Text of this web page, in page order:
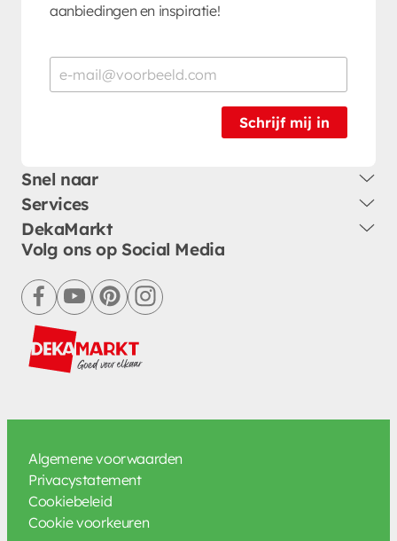
aanbiedingen en inspiratie!
Schrijf mij in
Snel naar
Services
DekaMarkt
Volg ons op Social Media
facebookyoutubepinterestinstagram
Algemene voorwaarden
Privacystatement
Cookiebeleid
Cookie voorkeuren